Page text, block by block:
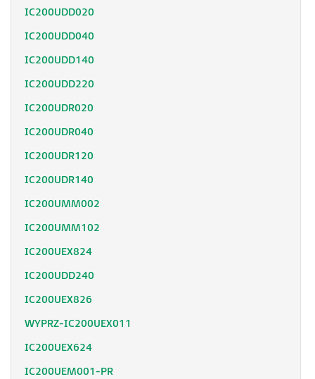
IC200UDD020
IC200UDD040
IC200UDD140
IC200UDD220
IC200UDR020
IC200UDR040
IC200UDR120
IC200UDR140
IC200UMM002
IC200UMM102
IC200UEX824
IC200UDD240
IC200UEX826
WYPRZ-IC200UEX011
IC200UEX624
IC200UEM001-PR